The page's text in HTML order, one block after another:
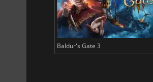
Baldur's Gate 3